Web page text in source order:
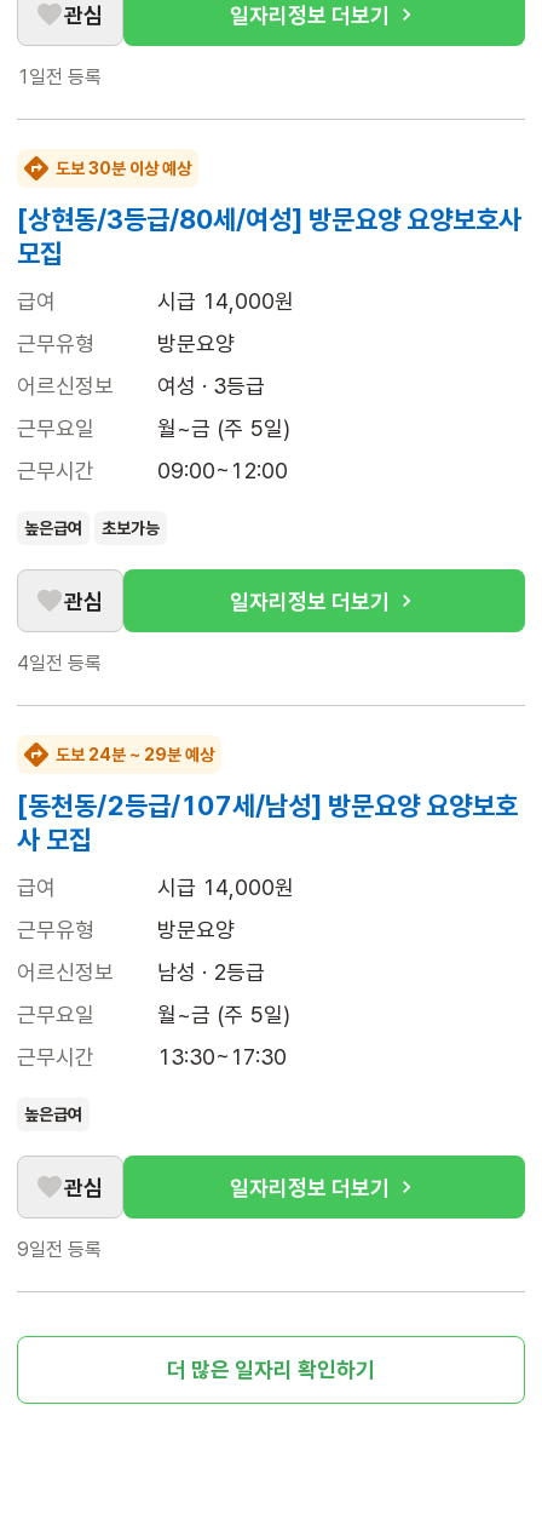
관심 일자리정보 더보기
1일전 등록
도보 30분 이상 예상
[상현동/3등급/80세/여성] 방문요양 요양보호사
모집
급여
시급 14,000원
근무유형
방문요양
어르신정보
여성 · 3등급
근무요일
월~금 (주 5일)
근무시간
09:00~12:00
높은급여 초보가능
관심 일자리정보 더보기
4일전 등록
도보 24분 ~ 29분 예상
[동천동/2등급/107세/남성] 방문요양 요양보호
사 모집
급여
시급 14,000원
근무유형
방문요양
어르신정보
남성 · 2등급
근무요일
월~금 (주 5일)
근무시간
13:30~17:30
높은급여
관심 일자리정보 더보기
9일전 등록
더 많은 일자리 확인하기